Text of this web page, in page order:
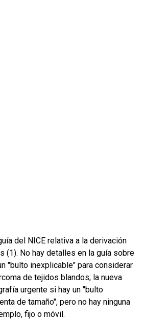
del NICE relativa a la derivación
(1). No hay detalles en la guía sobre
"bulto inexplicable" para considerar
de tejidos blandos; la nueva
urgente si hay un "bulto
de tamaño", pero no hay ninguna
fijo o móvil.